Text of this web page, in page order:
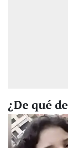
¿De qué